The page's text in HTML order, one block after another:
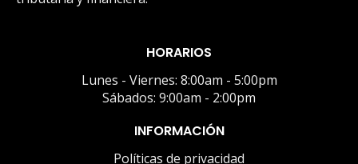
HORARIOS
Lunes - Viernes: 8:00am - 5:00pm
Sábados: 9:00am - 2:00pm
INFORMACIÓN
Políticas de privacidad